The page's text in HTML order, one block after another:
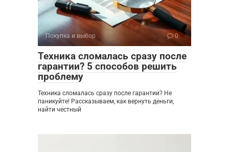
Покупка и выбор 0
Техника сломалась сразу после
гарантии? 5 способов решить
проблему
Техника сломалась сразу после гарантии? Не
паникуйте! Рассказываем, как вернуть деньги,
найти честный